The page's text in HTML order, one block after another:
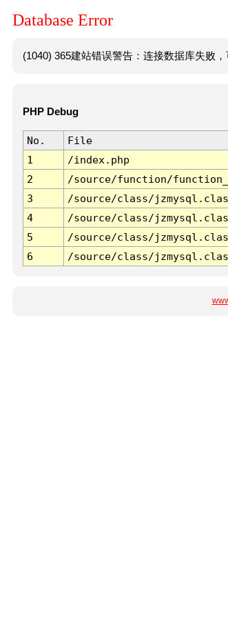
Database Error
(1040) 365建站错误警告：连接数据库失败
PHP Debug
No. File
1
/index.php
2
/source/function/
3
/source/class/
4
/source/class/
5
/source/class/
6
/source/class/